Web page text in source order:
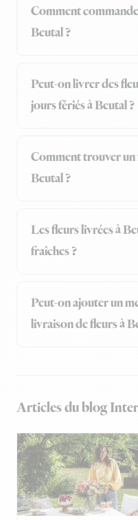
Comment
Beutal ?
Peut-on livrer des
jours fériés à Beutal ?
Comment trouver
Beutal ?
Les fleurs livrées à
fraîches ?
Peut-on ajouter un
livraison de fleurs à
Articles du blog